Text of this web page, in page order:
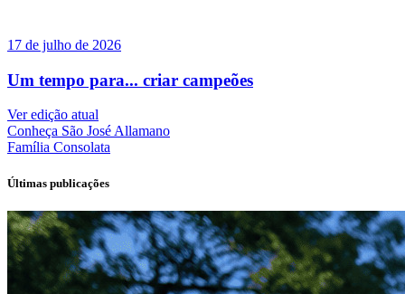
17 de julho de 2026
Um tempo para... criar campeões
Ver edição atual
Conheça São José Allamano
Família Consolata
Últimas publicações